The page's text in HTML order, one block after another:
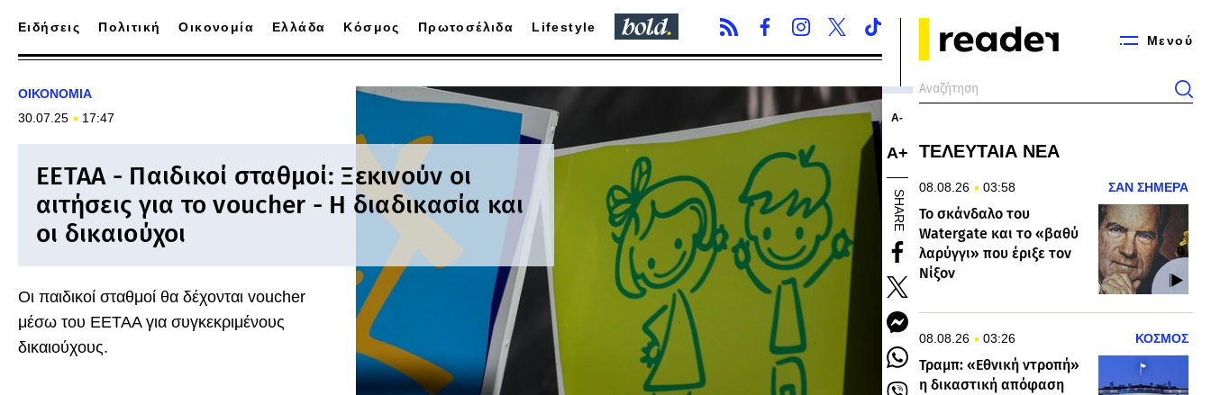
Μενού
Ειδήσεις Πολιτική Οικονομία Ελλάδα Κόσμος Πρωτοσέλιδα Lifestyle
ΟΙΚΟΝΟΜΙΑ
30.07.25
17:47
ΕΕΤΑΑ - Παιδικοί σταθμοί: Ξεκινούν οι
αιτήσεις για το voucher - Η διαδικασία και
οι δικαιούχοι
Οι παιδικοί σταθμοί θα δέχονται voucher
μέσω του ΕΕΤΑΑ για συγκεκριμένους
δικαιούχους.
Α-
Α+
SHARE
ΤΕΛΕΥΤΑΙΑ ΝΕΑ
08.08.26 03:58 ΣΑΝ ΣΗΜΕΡΑ
Το σκάνδαλο του
Watergate και το «βαθύ
λαρύγγι» που έριξε τον
Νίξον
08.08.26 03:26 ΚΟΣΜΟΣ
Τραμπ: «Εθνική ντροπή»
η δικαστική απόφαση